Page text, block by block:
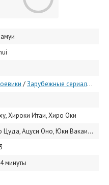
/Зарубежные сериалы /
Хироки Итаи, Хиро Оки
Юрика Хино, Тацумару Татибана, Юити Накамура, Кадзухиро Ямадзи, Сэцудзи Сато, Арата Кимура, Роми Пак
минуты